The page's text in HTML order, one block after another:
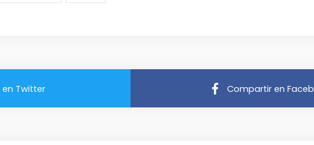
Twitter Compartir en